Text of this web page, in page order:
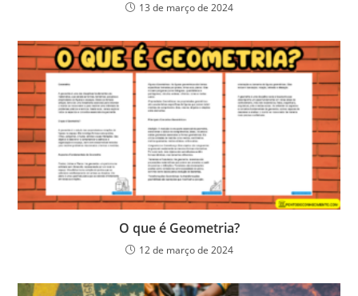
13 de março de 2024
O que é Geometria?
12 de março de 2024